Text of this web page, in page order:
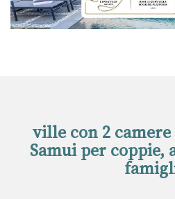
ville con 2
Samui per coppie,